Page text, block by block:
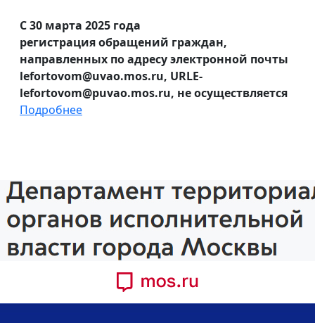
С 30 марта 2025 года
регистрация обращений граждан,
направленных по адресу электронной почты
lefortovom@uvao.mos.ru, URLE-
lefortovom@puvao.mos.ru, не осуществляется
Подробнее